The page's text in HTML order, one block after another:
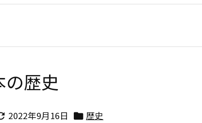
歴史
2022年9月16日  歴史